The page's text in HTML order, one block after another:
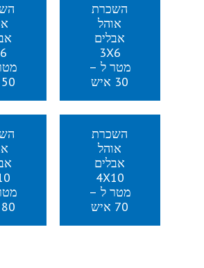
השכרת
אוהל
אבלים
3X6
מטר ל –
30 איש
50 איש
השכרת
אוהל
אבלים
4X10
מטר ל –
70 איש
80 איש